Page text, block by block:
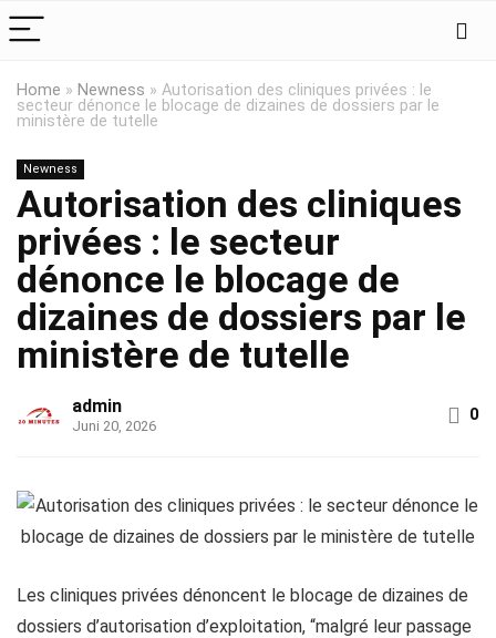
Home » Newness » Autorisation des cliniques privées : le
secteur dénonce le blocage de dizaines de dossiers par le
ministère de tutelle
Newness
Autorisation des cliniques
privées : le secteur
dénonce le blocage de
dizaines de dossiers par le
ministère de tutelle
admin
Juni 20, 2026
0
Les cliniques privées dénoncent le blocage de dizaines de
dossiers d’autorisation d’exploitation, “malgré leur passage